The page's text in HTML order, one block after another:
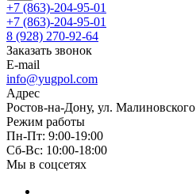
+7 (863)-204-95-01
+7 (863)-204-95-01
8 (928) 270-92-64
Заказать звонок
E-mail
info@yugpol.com
Адрес
Ростов-на-Дону, ул.
Режим работы
Пн-Пт: 9:00-19:00
Cб-Вс: 10:00-18:00
Мы в соцсетях